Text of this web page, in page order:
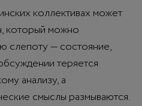
коллективах может
который можно
слепоту — состояние,
теряется
анализу, а
смыслы размываются.